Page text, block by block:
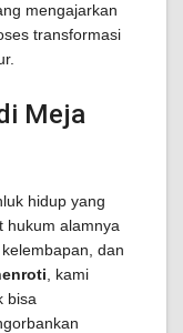
mengajarkan
transformasi
Meja
hidup yang
hukum alamnya
dan
, kami
bisa